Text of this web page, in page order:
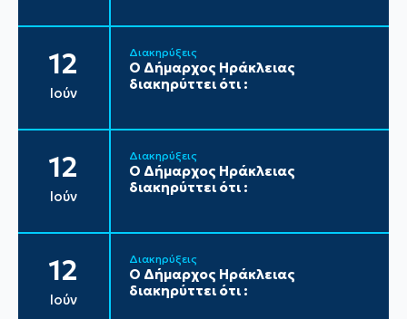
12
Ιούν
Διακηρύξεις
Ο Δήμαρχος Ηράκλειας
διακηρύττει ότι :
12
Ιούν
Διακηρύξεις
Ο Δήμαρχος Ηράκλειας
διακηρύττει ότι :
12
Ιούν
Διακηρύξεις
Ο Δήμαρχος Ηράκλειας
διακηρύττει ότι :